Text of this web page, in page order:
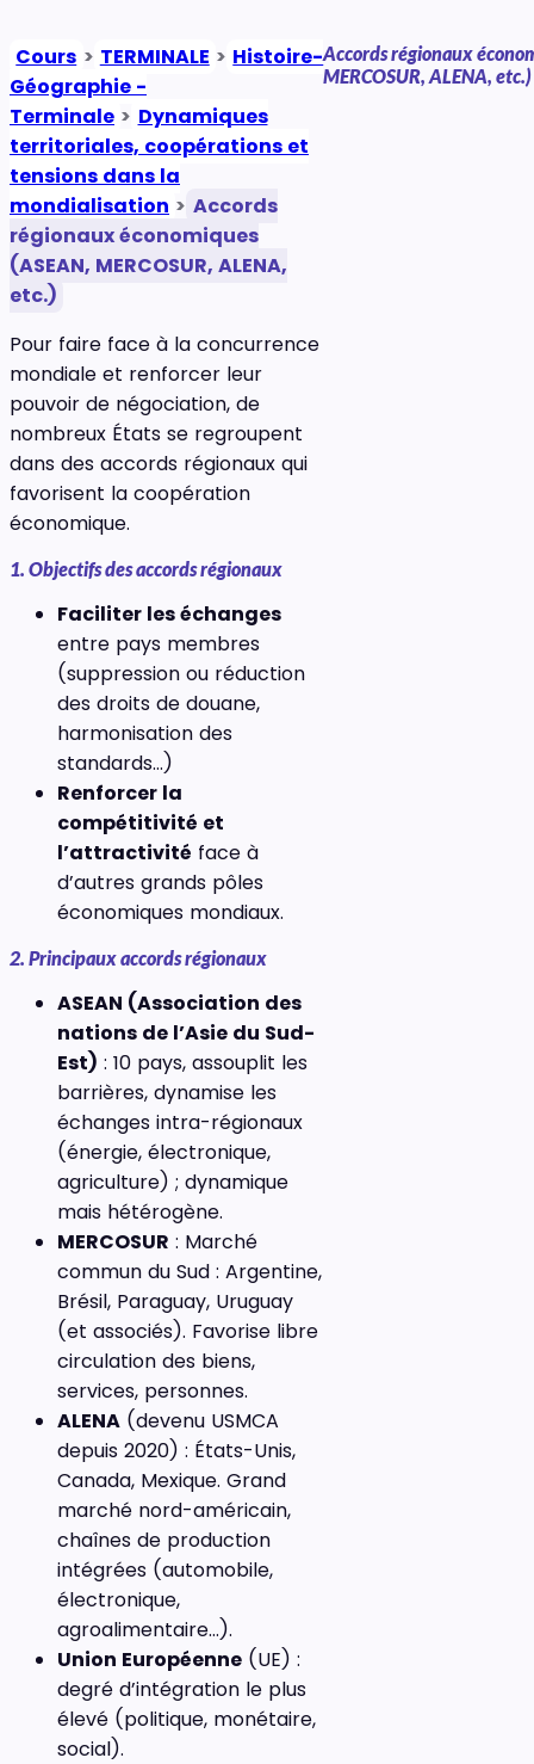
Cours > TERMINALE > Histoire-
Géographie -
Terminale > Dynamiques
territoriales, coopérations et
tensions dans la
mondialisation > Accords
régionaux économiques
(ASEAN, MERCOSUR, ALENA,
etc.)
Accords régionaux
MERCOSUR, ALENA, etc.)
Pour faire face à la concurrence
mondiale et renforcer leur
pouvoir de négociation, de
nombreux États se regroupent
dans des accords régionaux qui
favorisent la coopération
économique.
1. Objectifs des accords régionaux
Faciliter les échanges
entre pays membres
(suppression ou réduction
des droits de douane,
harmonisation des
standards…)
Renforcer la
compétitivité et
l’attractivité face à
d’autres grands pôles
économiques mondiaux.
2. Principaux accords régionaux
ASEAN (Association des
nations de l’Asie du Sud-
Est) : 10 pays, assouplit les
barrières, dynamise les
échanges intra-régionaux
(énergie, électronique,
agriculture) ; dynamique
mais hétérogène.
MERCOSUR : Marché
commun du Sud : Argentine,
Brésil, Paraguay, Uruguay
(et associés). Favorise libre
circulation des biens,
services, personnes.
ALENA (devenu USMCA
depuis 2020) : États-Unis,
Canada, Mexique. Grand
marché nord-américain,
chaînes de production
intégrées (automobile,
électronique,
agroalimentaire…).
Union Européenne (UE) :
degré d’intégration le plus
élevé (politique, monétaire,
social).